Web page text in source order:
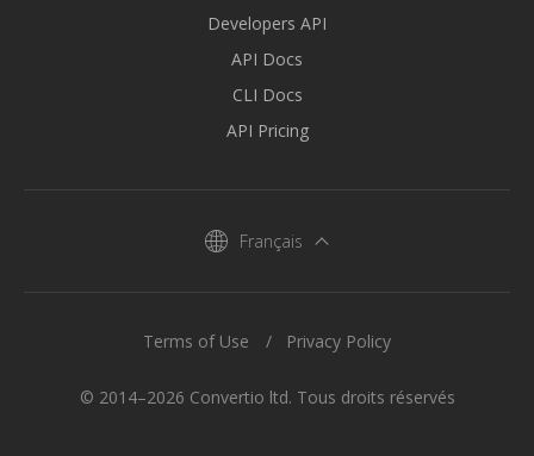
Developers API
API Docs
CLI Docs
API Pricing
Français
© 2014–2026 Convertio ltd. Tous droits réservés
Terms of Use Privacy Policy